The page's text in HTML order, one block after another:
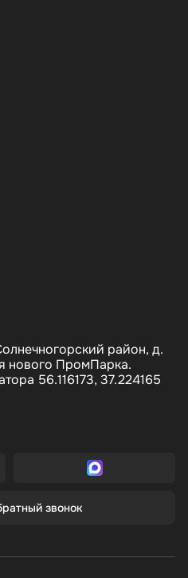
район, д.
нового ПромПарка.
56.116173, 37.224165
звонок